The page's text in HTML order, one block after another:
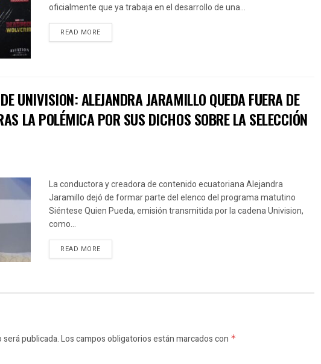
oficialmente que ya trabaja en el desarrollo de una...
READ MORE
UNIVISION: ALEJANDRA JARAMILLO QUEDA FUERA DE
LA POLÉMICA POR SUS DICHOS SOBRE LA SELECCIÓN
La conductora y creadora de contenido ecuatoriana Alejandra
Jaramillo dejó de formar parte del elenco del programa matutino
Siéntese Quien Pueda, emisión transmitida por la cadena Univision,
como...
READ MORE
publicada.Los campos obligatorios están marcados con *